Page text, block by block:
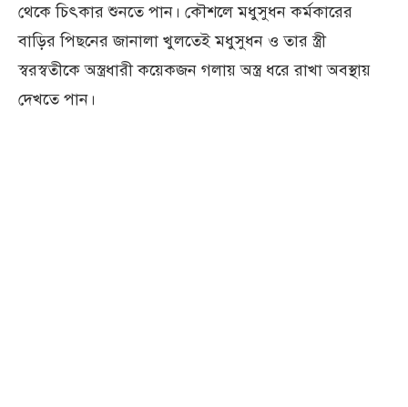
থেকে চিৎকার শুনতে পান। কৌশলে মধুসুধন কর্মকারের
বাড়ির পিছনের জানালা খুলতেই মধুসুধন ও তার স্ত্রী
স্বরস্বতীকে অস্ত্রধারী কয়েকজন গলায় অস্ত্র ধরে রাখা অবস্থায়
দেখতে পান।